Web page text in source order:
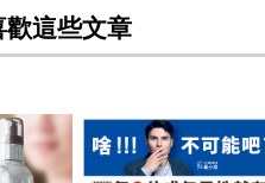
這些文章